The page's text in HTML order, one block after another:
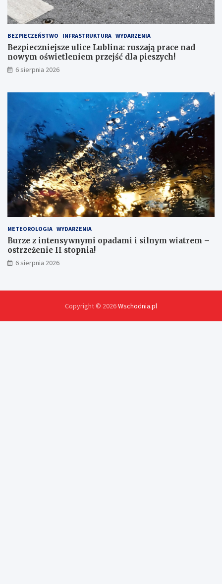
BEZPIECZEŃSTWO INFRASTRUKTURA WYDARZENIA
Bezpieczniejsze ulice Lublina: ruszają prace nad
nowym oświetleniem przejść dla pieszych!
6 sierpnia 2026
METEOROLOGIA WYDARZENIA
Burze z intensywnymi opadami i silnym wiatrem –
ostrzeżenie II stopnia!
6 sierpnia 2026
Copyright © 2026Wschodnia.pl